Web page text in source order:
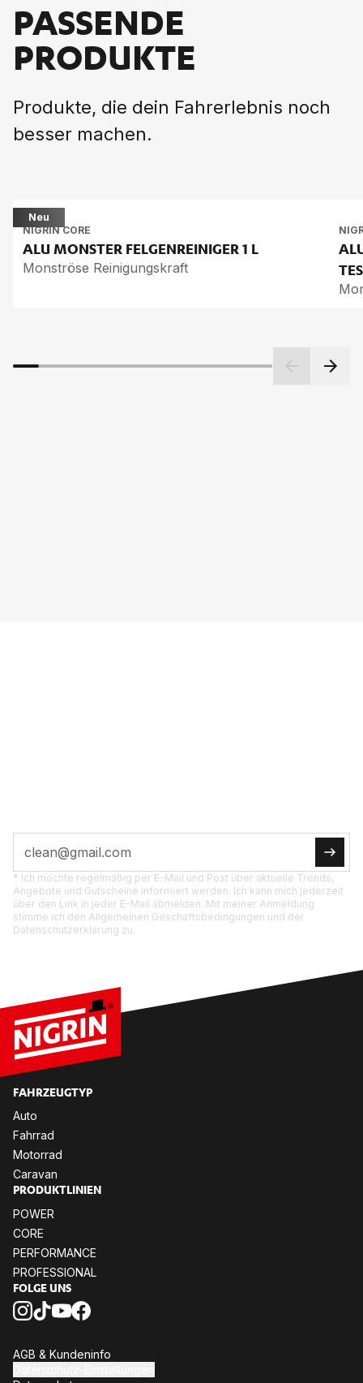
PASSENDE
PRODUKTE
Produkte, die dein Fahrerlebnis noch
besser machen.
Neu
NIGRIN CORE
ALU MONS­TER FEL­GEN­REI­NI­GER1 L
Monströse Reinigungskraft
* Ich möchte regelmäßig per E-Mail und Post über aktuelle Trends,
Angebote und Gutscheine informiert werden. Ich kann mich jederzeit
über den Link in jeder E-Mail abmelden. Mit meiner Anmeldung
stimme ich den Allgemeinen Geschäftsbedingungen und der
Datenschutzerklärung zu.
FAHR­ZEUG­TYP
Auto
Fahr­rad
Mo­tor­rad
Ca­ra­van
PRO­DUKT­LI­NI­EN
POW­ER
CORE
PER­FOR­MANCE
PRO­FES­SIO­NAL
FOL­GE UNS
AGB & Kun­den­in­fo